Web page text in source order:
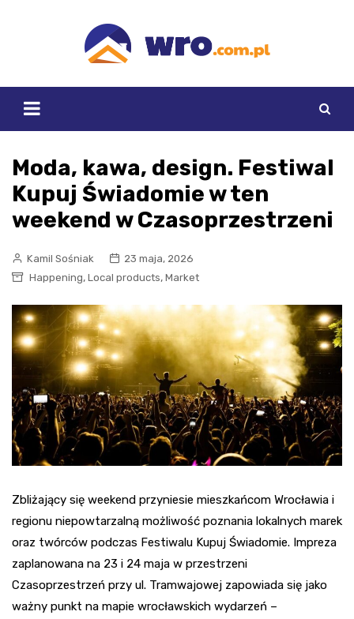
Moda, kawa, design. Festiwal
Kupuj Świadomie w ten
weekend w Czasoprzestrzeni
Kamil Sośniak
23 maja, 2026
Happening, Local products, Market
Zbliżający się weekend przyniesie mieszkańcom Wrocławia i
regionu niepowtarzalną możliwość poznania lokalnych marek
oraz twórców podczas Festiwalu Kupuj Świadomie. Impreza
zaplanowana na 23 i 24 maja w przestrzeni
Czasoprzestrzeń przy ul. Tramwajowej zapowiada się jako
ważny punkt na mapie wrocławskich wydarzeń –